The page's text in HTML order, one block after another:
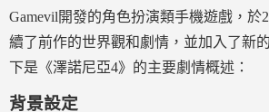
Gamevil開發的角色扮演類手機遊戲，於
續了前作的世界觀和劇情，並加入了新
下是《澤諾尼亞4》的主要劇情概述：
背景設定